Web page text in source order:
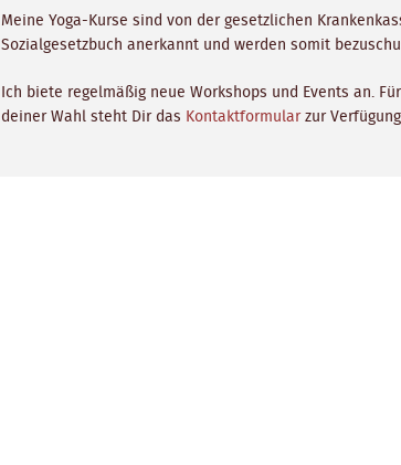
Meine Yoga-Kurse sind von der gesetzlichen
Sozialgesetzbuch anerkannt und werden somit
Ich biete regelmäßig neue Workshops und Events an.
deiner Wahl steht Dir das Kontaktformularzur